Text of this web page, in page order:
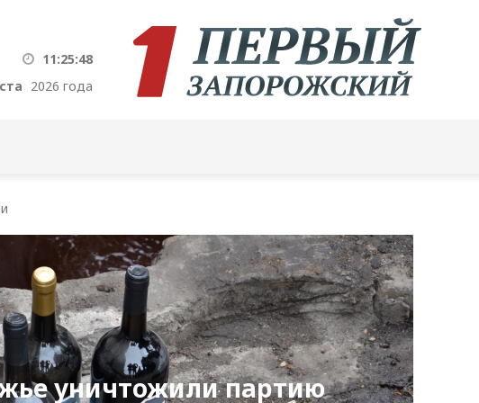
11:25:49
2026 года
уничтожили партию